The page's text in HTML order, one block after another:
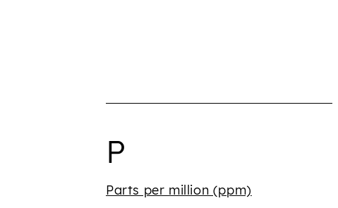
Begriffe mit
P
Parts per million (ppm)